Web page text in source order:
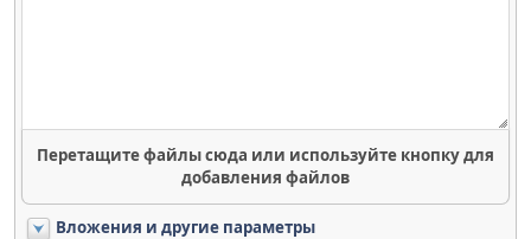
Перетащите файлы сюда или используйте кнопку для
добавления файлов
Вложения и другие параметры